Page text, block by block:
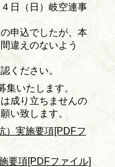
日）岐空連事
でしたが、本
違えのないよう
ください。
いたします。
成り立ちませんの
い致します。
）実施要項[PDFフ
要項[PDFファイル]